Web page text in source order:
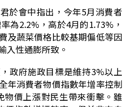
於會中指出，今年5月消費者
為2.2%，高於4月的1.73%，
及蔬菜價格比較基期偏低等因
入性通膨所致。
政府施政目標是維持3%以上
年消費者物價指數年增率控制
物價上漲對民生帶來衝擊。雖